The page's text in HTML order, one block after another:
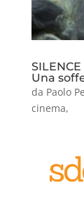
Una
da Paolo
cinema,